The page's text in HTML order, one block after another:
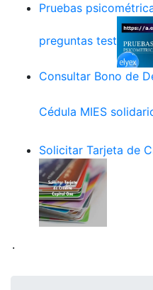
Pruebas
preguntas test
Consultar Bono de
Cédula MIES
Solicitar Tarjeta de
.